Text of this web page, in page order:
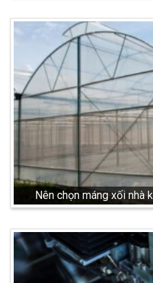
Nên chọn máng xối nhà